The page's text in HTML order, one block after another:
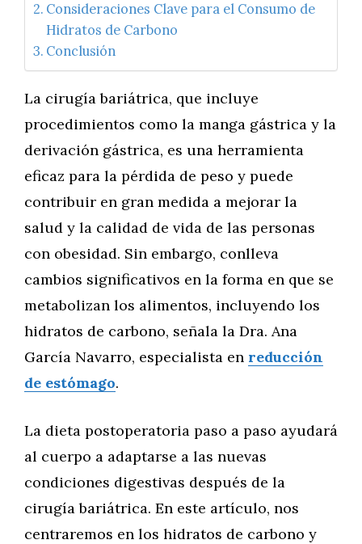
Consideraciones Clave para el Consumo de
Hidratos de Carbono
Conclusión
La cirugía bariátrica, que incluye
procedimientos como la manga gástrica y la
derivación gástrica, es una herramienta
eficaz para la pérdida de peso y puede
contribuir en gran medida a mejorar la
salud y la calidad de vida de las personas
con obesidad. Sin embargo, conlleva
cambios significativos en la forma en que se
metabolizan los alimentos, incluyendo los
hidratos de carbono, señala la Dra. Ana
García Navarro, especialista en reducción
de estómago.
La dieta postoperatoria paso a paso ayudará
al cuerpo a adaptarse a las nuevas
condiciones digestivas después de la
cirugía bariátrica. En este artículo, nos
centraremos en los hidratos de carbono y